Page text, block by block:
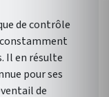
de contrôle
Il en résulte
pour ses
de